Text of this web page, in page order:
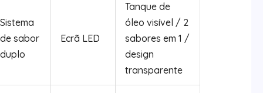
Sistema
de sabor
duplo
Ecrã LED
Tanque de
óleo visível / 2
sabores em 1 /
design
transparente